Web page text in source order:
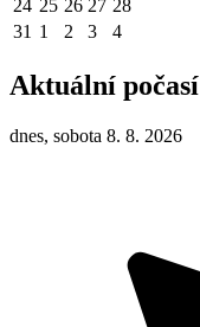
24 25 26 27 28
31 1 2 3 4
Aktuální počasí
dnes, sobota 8. 8. 2026